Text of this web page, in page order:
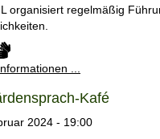
organisiert regelmäßig
...
Kafé
2024 - 19:00